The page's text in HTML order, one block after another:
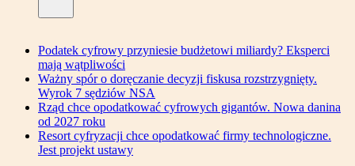
Podatek cyfrowy przyniesie budżetowi miliardy? Eksperci
mają wątpliwości
Ważny spór o doręczanie decyzji fiskusa rozstrzygnięty.
Wyrok 7 sędziów NSA
Rząd chce opodatkować cyfrowych gigantów. Nowa danina
od 2027 roku
Resort cyfryzacji chce opodatkować firmy technologiczne.
Jest projekt ustawy